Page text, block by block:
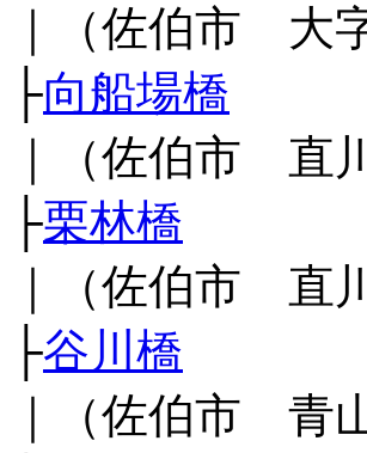
｜（佐伯市 大
├向船場橋
｜（佐伯市 直
├栗林橋
｜（佐伯市 直
├谷川橋
｜（佐伯市 青